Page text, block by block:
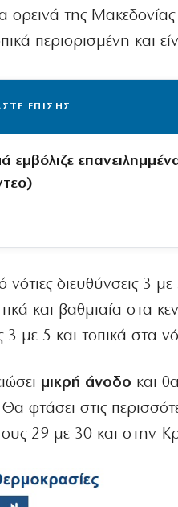
ορεινά της Μακεδονίας
περιορισμένη και
ΕΠΙΣΗΣ
εμβόλιζε
διευθύνσεις 3
και βαθμιαία στα
3 με 5 και τοπικά στα
μικρή άνοδο και
φτάσει στις
29 με 30 και στην